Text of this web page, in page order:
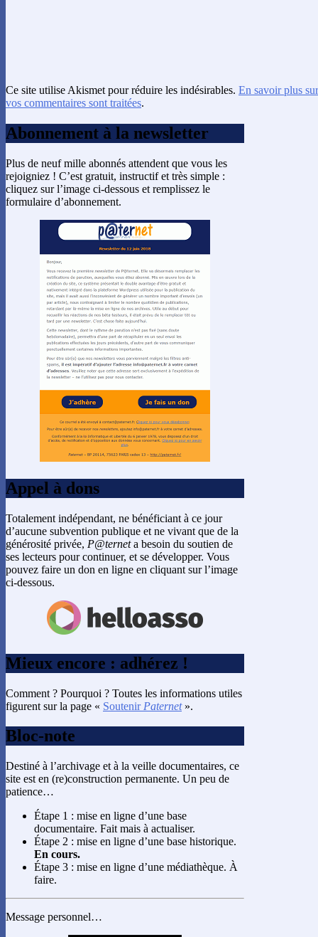
Ce site utilise Akismet pour réduire les indésirables. En savoir plus
vos commentaires sont traitées.
Abonnement à la newsletter
Plus de neuf mille abonnés attendent que vous les
rejoigniez ! C’est gratuit, instructif et très simple :
cliquez sur l’image ci-dessous et remplissez le
formulaire d’abonnement.
Appel à dons
Totalement indépendant, ne bénéficiant à ce jour
d’aucune subvention publique et ne vivant que de la
générosité privée, P@terneta besoin du soutien de
ses lecteurs pour continuer, et se développer. Vous
pouvez faire un don en ligne en cliquant sur l’image
ci-dessous.
Mieux encore : adhérez !
Comment ? Pourquoi ? Toutes les informations utiles
figurent sur la page « Soutenir Paternet».
Bloc-note
Destiné à l’archivage et à la veille documentaires, ce
site est en (re)construction permanente. Un peu de
patience…
Étape 1 : mise en ligne d’une base
documentaire. Fait mais à actualiser.
Étape 2 : mise en ligne d’une base historique.
En cours.
Étape 3 : mise en ligne d’une médiathèque. À
faire.
Message personnel…